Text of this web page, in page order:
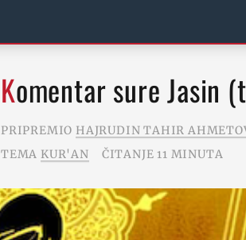
Komentar sure Jasin
PRIPREMIO HAJRUDIN TAHIR
TEMA KUR'AN ČITANJE 11 MINUTA